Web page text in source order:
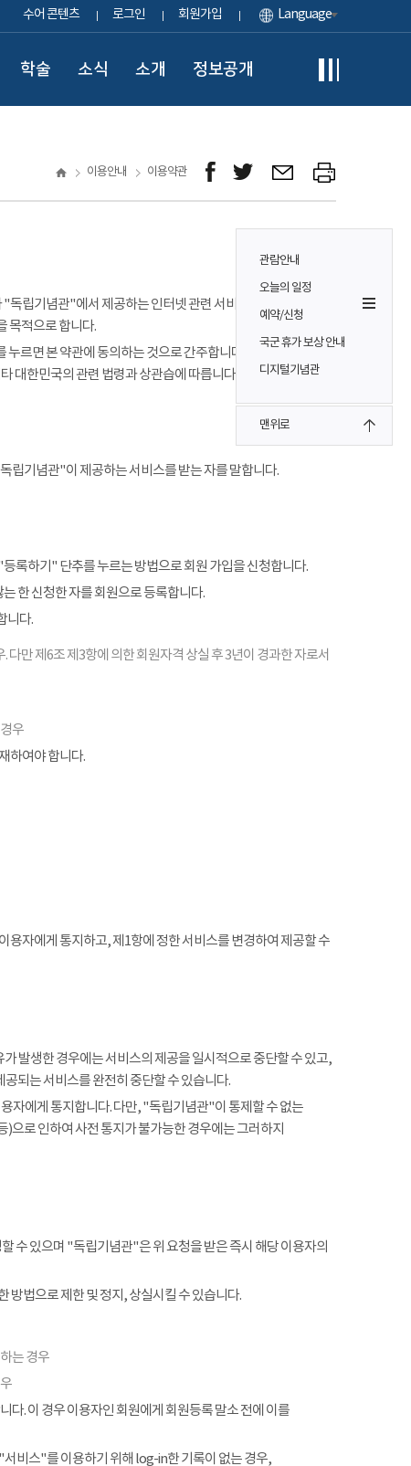
수어 콘텐츠 로그인 회원가입 Language
학술 소식 소개 정보공개
관람안내
오늘의 일정
예약/신청
국군 휴가 보상 안내
디지털기념관
맨위로
이용안내 이용약관
립기념관"에서 제공하는 인터넷 관련 서비스(이하
목적으로 합니다.
르면 본 약관에 동의하는 것으로 간주합니다. 본 약관에 정하는
대한민국의 관련 법령과 상관습에 따릅니다.
기념관"이 제공하는 서비스를 받는 자를 말합니다.
록하기" 단추를 누르는 방법으로 회원 가입을 신청합니다.
한 신청한 자를 회원으로 등록합니다.
니다.
만 제6조 제3항에 의한 회원자격 상실 후 3년이 경과한 자로서
우
하여야 합니다.
자에게 통지하고, 제1항에 정한 서비스를 변경하여 제공할 수
발생한 경우에는 서비스의 제공을 일시적으로 중단할 수 있고,
되는 서비스를 완전히 중단할 수 있습니다.
자에게 통지합니다. 다만, "독립기념관"이 통제할 수 없는
으로 인하여 사전 통지가 불가능한 경우에는 그러하지
수 있으며 "독립기념관"은 위 요청을 받은 즉시 해당 이용자의
방법으로 제한 및 정지, 상실시킬 수 있습니다.
는 경우
. 이 경우 이용자인 회원에게 회원등록 말소 전에 이를
비스"를 이용하기 위해 log-in한 기록이 없는 경우,